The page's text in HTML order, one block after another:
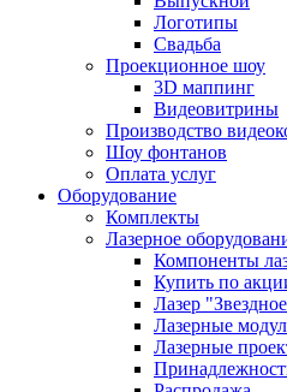
Логотипы
Свадьба
Проекционное шоу
3D маппинг
Видеовитрины
Производство
Шоу фонтанов
Оплата услуг
Оборудование
Комплекты
Лазерное
Компоненты
Купить по
Лазер
Лазерные
Лазерные